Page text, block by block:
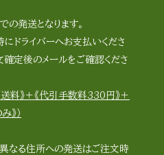
発送となります。
ドライバーへお支払いくださ
確定後のメールをご確認くださ
料》＋《代引手数料330円》＋
》）
なる住所への発送はご注文時